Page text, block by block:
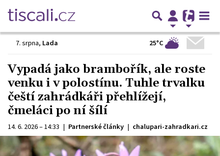
7. srpna, Lada 25°C
Vypadá jako brambořík, ale roste
venku i v polostínu. Tuhle trvalku
čeští zahrádkáři přehlížejí,
čmeláci po ní šílí
14. 6. 2026 – 14:33 | Partnerské články | chalupari-zahradkari.cz